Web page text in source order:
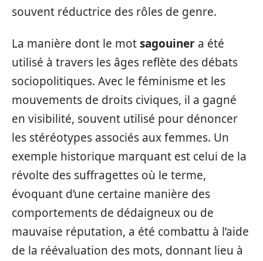
souvent réductrice des rôles de genre.
La manière dont le motsagouiner a été
utilisé à travers les âges reflète des débats
sociopolitiques. Avec le féminisme et les
mouvements de droits civiques, il a gagné
en visibilité, souvent utilisé pour dénoncer
les stéréotypes associés aux femmes. Un
exemple historique marquant est celui de la
révolte des suffragettes où le terme,
évoquant d’une certaine manière des
comportements de dédaigneux ou de
mauvaise réputation, a été combattu à l’aide
de la réévaluation des mots, donnant lieu à